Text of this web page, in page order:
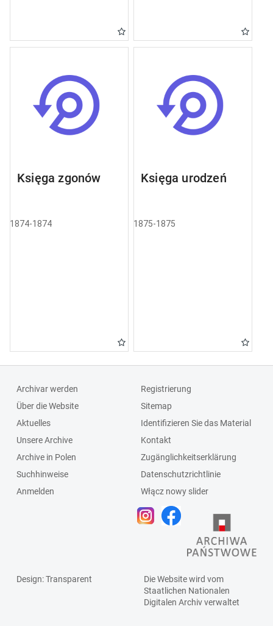
Księga zgonów
1874-1874
Księga urodzeń
1875-1875
Archivar werden
Über die Website
Aktuelles
Unsere Archive
Archive in Polen
Suchhinweise
Anmelden
Registrierung
Sitemap
Identifizieren Sie das Material
Kontakt
Zugänglichkeitserklärung
Datenschutzrichtlinie
Włącz nowy slider
Design: Transparent
Die Website wird vom
Staatlichen Nationalen
Digitalen Archivverwaltet